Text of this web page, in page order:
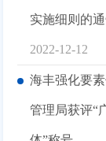
实施细则的
2022-12-12
海丰强化要
管理局获评“